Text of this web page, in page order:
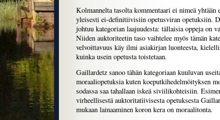
Kolmannelta tasolta kommentaari ei nimeä yhtään
yleisesti ei-definitiivisiin opetusviran opetuksiin.
johtuu kategorian laajuudesta: tällaisia oppeja on
Niiden auktoriteetin taso vaihtelee myös tämän
velvoittavuus käy ilmi asiakirjan luonteesta,
kuinka usein opetusta toistetaan.
Gaillardetz sanoo tähän kategoriaan kuuluvan
moraaliopetuksia kuten koeputkihedelmöityksen
sodassa saa tahallaan iskeä siviilikohteisiin.
virheellisestä auktoritatiivisesta opetuksesta
mukaan lainaaminen koron kera on moraalitonta.